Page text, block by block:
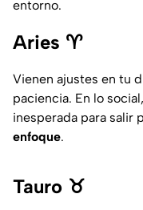
entorno.
Aries ♈
Vienen ajustes en tu
paciencia. En lo
inesperada para salir
enfoque.
Tauro ♉